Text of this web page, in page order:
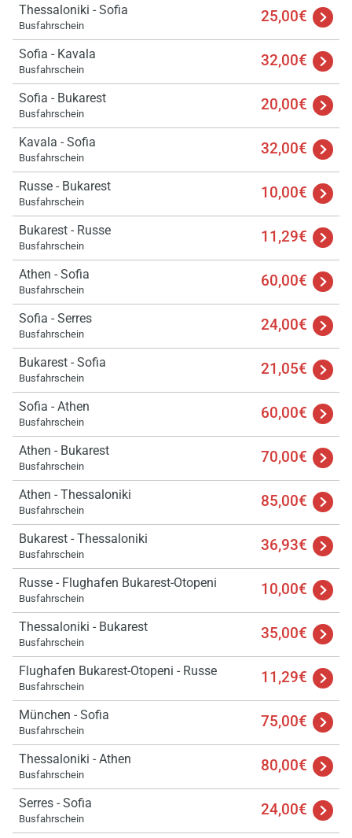
Thessaloniki - Sofia
Busfahrschein 25,00€
Sofia - Kavala
Busfahrschein 32,00€
Sofia - Bukarest
Busfahrschein 20,00€
Kavala - Sofia
Busfahrschein 32,00€
Russe - Bukarest
Busfahrschein 10,00€
Bukarest - Russe
Busfahrschein 11,29€
Athen - Sofia
Busfahrschein 60,00€
Sofia - Serres
Busfahrschein 24,00€
Bukarest - Sofia
Busfahrschein 21,05€
Sofia - Athen
Busfahrschein 60,00€
Athen - Bukarest
Busfahrschein 70,00€
Athen - Thessaloniki
Busfahrschein 85,00€
Bukarest - Thessaloniki
Busfahrschein 36,93€
Russe - Flughafen Bukarest-Otopeni
Busfahrschein 10,00€
Thessaloniki - Bukarest
Busfahrschein 35,00€
Flughafen Bukarest-Otopeni - Russe
Busfahrschein 11,29€
München - Sofia
Busfahrschein 75,00€
Thessaloniki - Athen
Busfahrschein 80,00€
Serres - Sofia
Busfahrschein 24,00€